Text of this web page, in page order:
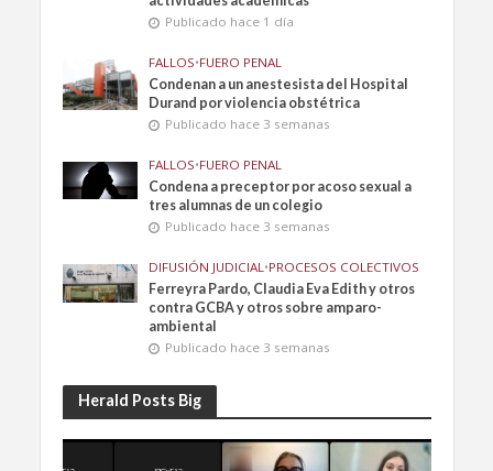
Publicado hace 1 día
FALLOS•FUERO PENAL
Condenan a un anestesista del Hospital
Durand por violencia obstétrica
Publicado hace 3 semanas
FALLOS•FUERO PENAL
Condena a preceptor por acoso sexual a
tres alumnas de un colegio
Publicado hace 3 semanas
DIFUSIÓN JUDICIAL•PROCESOS COLECTIVOS
Ferreyra Pardo, Claudia Eva Edith y otros
contra GCBA y otros sobre amparo-
ambiental
Publicado hace 3 semanas
Herald Posts Big